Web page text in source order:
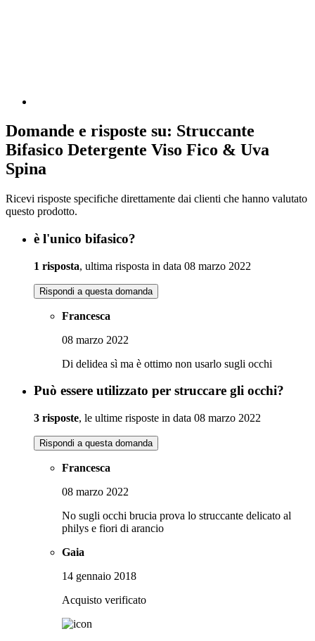
Domande e risposte su: Struccante
Bifasico Detergente Viso Fico & Uva
Spina
Ricevi risposte specifiche direttamente dai clienti che hanno valutato
questo prodotto.
è l'unico bifasico?
1 risposta, ultima risposta in data 08 marzo 2022
Rispondi a questa domanda
Francesca
08 marzo 2022
Di delidea sì ma è ottimo non usarlo sugli occhi
Può essere utilizzato per struccare gli occhi?
3 risposte, le ultime risposte in data 08 marzo 2022
Rispondi a questa domanda
Francesca
08 marzo 2022
No sugli occhi brucia prova lo struccante delicato al
philys e fiori di arancio
Gaia
14 gennaio 2018
Acquisto verificato